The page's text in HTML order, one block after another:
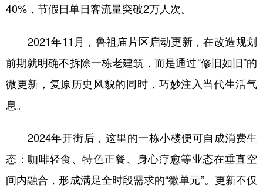
40%，节假日单日客流量突破2万人次。
2021年11月，鲁祖庙片区启动更新，在改造规划
前期就明确不拆除一栋老建筑，而是通过“修旧如旧”的
微更新，复原历史风貌的同时，巧妙注入当代生活气
息。
2024年开街后，这里的一栋小楼便可自成消费生
态：咖啡轻食、特色正餐、身心疗愈等业态在垂直空
间内融合，形成满足全时段需求的“微单元”。更新不仅